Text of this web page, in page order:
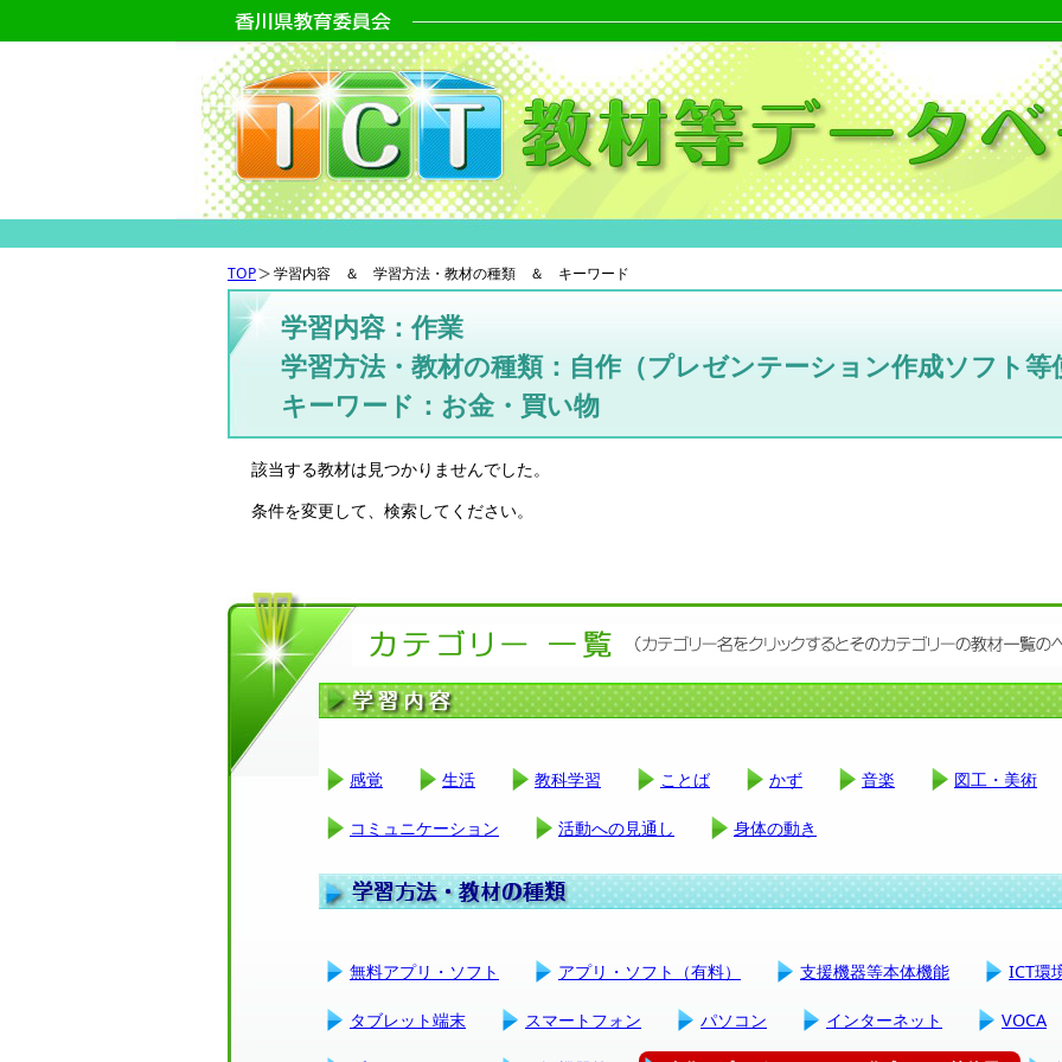
TOP 学習内容 ＆ 学習方法・教材の種類 ＆ キーワード
学習内容：作業
学習方法・教材の種類：自作（プレゼンテーション作成ソフト等
キーワード：お金・買い物
該当する教材は見つかりませんでした。
条件を変更して、検索してください。
感覚 生活 教科学習 ことば かず 音楽 図工・美術
コミュニケーション 活動への見通し 身体の動き
無料アプリ・ソフト アプリ・ソフト（有料） 支援機器等本体機能 ICT環
タブレット端末 スマートフォン パソコン インターネット VOCA